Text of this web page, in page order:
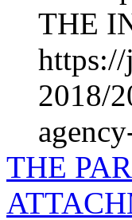
THE
2018/
THE